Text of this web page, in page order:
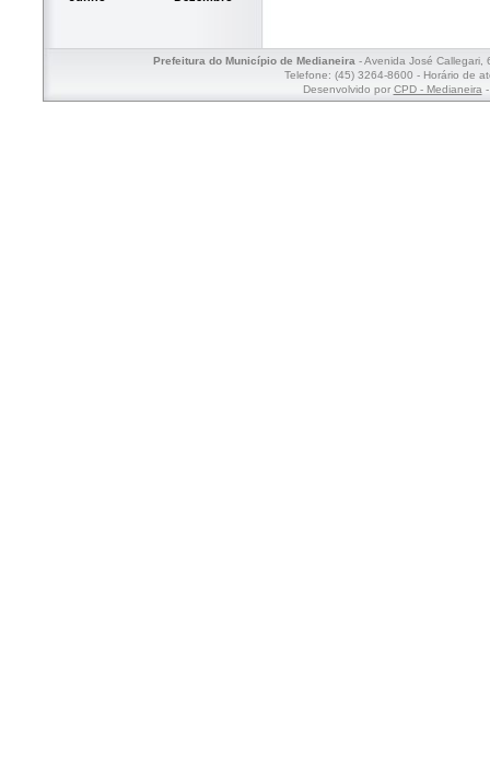
Prefeitura do Município de Medianeira- Avenida José Callegari,
Telefone: (45) 3264-8600 - Horário de
Desenvolvido por CPD - Medianeira-